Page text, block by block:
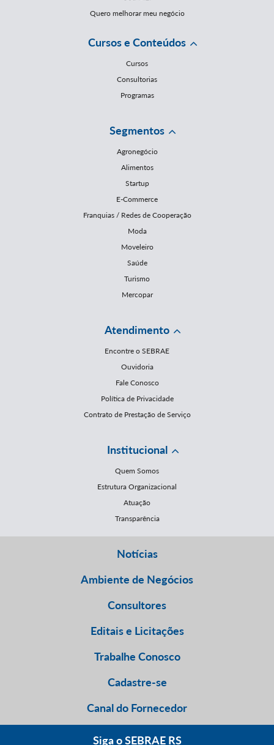
Quero melhorar meu negócio
Cursos e Conteúdos
Cursos
Consultorias
Programas
Segmentos
Agronegócio
Alimentos
Startup
E-Commerce
Franquias / Redes de Cooperação
Moda
Moveleiro
Saúde
Turismo
Mercopar
Atendimento
Encontre o SEBRAE
Ouvidoria
Fale Conosco
Política de Privacidade
Contrato de Prestação de Serviço
Institucional
Quem Somos
Estrutura Organizacional
Atuação
Transparência
Notícias
Ambiente de Negócios
Consultores
Editais e Licitações
Trabalhe Conosco
Cadastre-se
Canal do Fornecedor
Siga o SEBRAE RS